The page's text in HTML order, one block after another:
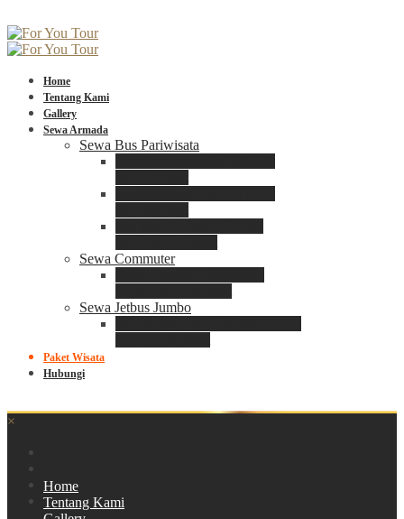
Home
Tentang Kami
Gallery
Sewa Armada
Sewa Bus Pariwisata
Sewa Commuter
Sewa Jetbus Jumbo
Paket Wisata
Hubungi
×
Home
Tentang Kami